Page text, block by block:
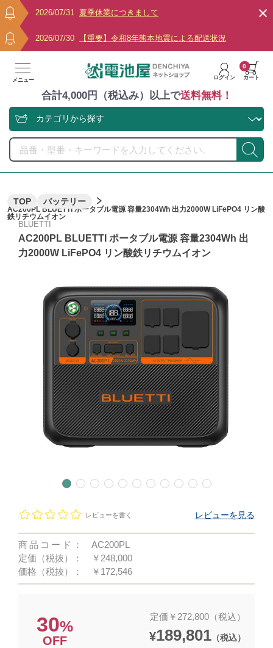
2026/07/31 夏季休業につきまして
2026/07/30 【重要】令和8年熊本地震による配送状況
メニュー ログイン カート
0
合計4,000円（税込み）以上で送料無料！
TOP バッテリー
AC200PL BLUETTI ポータブル電源 容量2304Wh 出力2000W LiFePO4 リン酸
鉄リチウムイオン
BLUETTI
AC200PL BLUETTI ポータブル電源 容量2304Wh 出
力2000W LiFePO4 リン酸鉄リチウムイオン
レビューを書く レビューを見る
商品コード：
AC200PL
定価（税抜）：
￥248,000
価格（税抜）：
￥172,546
30%
OFF
定価￥272,800（税込）
¥189,801（税込）